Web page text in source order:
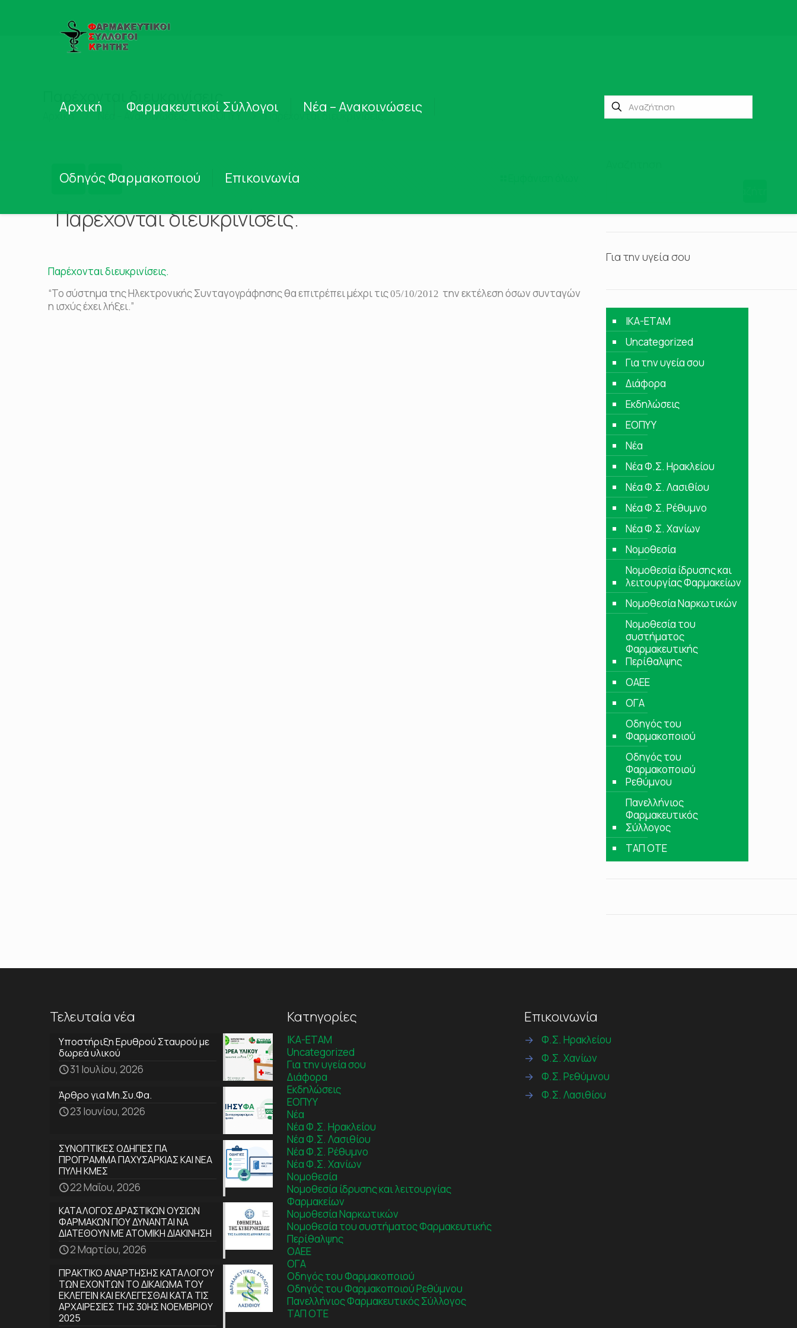
Αρχική Φαρμακευτικοί Σύλλογοι Νέα – Ανακοινώσεις
Οδηγός Φαρμακοποιού Επικοινωνία
Παρέχονται διευκρινίσεις.
Αρχική Νέα – Ανακοινώσεις ΕΟΠΥΥ Παρέχονται διευκρινίσεις.
Παρέχονται διευκρινίσεις.
Παρέχονται διευκρινίσεις.
“Το σύστημα της Ηλεκτρονικής Συνταγογράφησης θα επιτρέπει μέχρι τις05/10/2012 την εκτέλεση όσων συνταγών
η ισχύς έχει λήξει.”
Για την υγεία σου
IKA-ETAM
Uncategorized
Για την υγεία σου
Διάφορα
Εκδηλώσεις
ΕΟΠΥΥ
Νέα
Νέα Φ.Σ. Ηρακλείου
Νέα Φ.Σ. Λασιθίου
Νέα Φ.Σ. Ρέθυμνο
Νέα Φ.Σ. Χανίων
Νομοθεσία
Νομοθεσία ίδρυσης και
λειτουργίας Φαρμακείων
Νομοθεσία Ναρκωτικών
Νομοθεσία του
συστήματος
Φαρμακευτικής
Περίθαλψης
ΟΑΕΕ
ΟΓΑ
Οδηγός του
Φαρμακοποιού
Οδηγός του
Φαρμακοποιού
Ρεθύμνου
Πανελλήνιος
Φαρμακευτικός
Σύλλογος
ΤΑΠ ΟΤΕ
Τελευταία νέα
Υποστήριξη Ερυθρού Σταυρού με
δωρεά υλικού
31 Ιουλίου, 2026
Άρθρο για Μη.Συ.Φα.
23 Ιουνίου, 2026
ΣΥΝΟΠΤΙΚΕΣ ΟΔΗΓΙΕΣ ΓΙΑ
ΠΡΟΓΡΑΜΜΑ ΠΑΧΥΣΑΡΚΙΑΣ ΚΑΙ ΝΕΑ
ΠΥΛΗ ΚΜΕΣ
22 Μαΐου, 2026
ΚΑΤΑΛΟΓΟΣ ΔΡΑΣΤΙΚΩΝ ΟΥΣΙΩΝ
ΦΑΡΜΑΚΩΝ ΠΟΥ ΔΥΝΑΝΤΑΙ ΝΑ
ΔΙΑΤΕΘΟΥΝ ΜΕ ΑΤΟΜΙΚΗ ΔΙΑΚΙΝΗΣΗ
2 Μαρτίου, 2026
ΠΡΑΚΤΙΚΟ ΑΝΑΡΤΗΣΗΣ ΚΑΤΑΛΟΓΟΥ
ΤΩΝ ΕΧΟΝΤΩΝ ΤΟ ΔΙΚΑΙΩΜΑ ΤΟΥ
ΕΚΛΕΓΕΙΝ ΚΑΙ ΕΚΛΕΓΕΣΘΑΙ ΚΑΤΑ ΤΙΣ
ΑΡΧΑΙΡΕΣΙΕΣ ΤΗΣ 30ΗΣ ΝΟΕΜΒΡΙΟΥ
2025
Κατηγορίες
IKA-ETAM
Uncategorized
Για την υγεία σου
Διάφορα
Εκδηλώσεις
ΕΟΠΥΥ
Νέα
Νέα Φ.Σ. Ηρακλείου
Νέα Φ.Σ. Λασιθίου
Νέα Φ.Σ. Ρέθυμνο
Νέα Φ.Σ. Χανίων
Νομοθεσία
Νομοθεσία ίδρυσης και λειτουργίας
Φαρμακείων
Νομοθεσία Ναρκωτικών
Νομοθεσία του συστήματος Φαρμακευτικής
Περίθαλψης
ΟΑΕΕ
ΟΓΑ
Οδηγός του Φαρμακοποιού
Οδηγός του Φαρμακοποιού Ρεθύμνου
Πανελλήνιος Φαρμακευτικός Σύλλογος
ΤΑΠ ΟΤΕ
Επικοινωνία
→
Φ.Σ. Ηρακλείου
→
Φ.Σ. Χανίων
→
Φ.Σ. Ρεθύμνου
→
Φ.Σ. Λασιθίου